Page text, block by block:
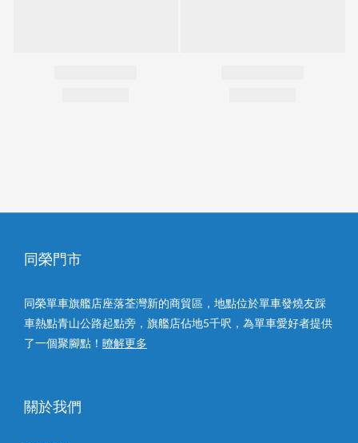
同榮門市
同榮單車旗艦店座落荃灣新的商貿區，地點位於單車發燒友踩
車熱點青山公路起點旁，旗艦店佔地5千呎，為單車愛好者提供
了一個聚腳點！ 暸解更多
關於我們